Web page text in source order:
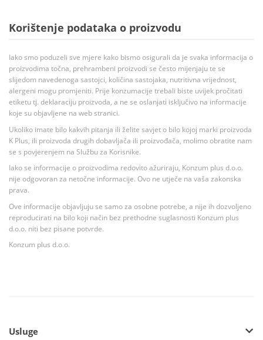
Korištenje podataka o proizvodu
Iako smo poduzeli sve mjere kako bismo osigurali da je svaka informacija o
proizvodima točna, prehrambeni proizvodi se često mijenjaju te se
slijedom navedenoga sastojci, količina sastojaka, nutritivna vrijednost,
alergeni mogu promjeniti. Prije konzumacije trebali biste uvijek pročitati
etiketu tj. deklaraciju proizvoda, a ne se oslanjati isključivo na informacije
koje su objavljene na web stranici.
Ukoliko imate bilo kakvih pitanja ili želite savjet o bilo kojoj marki proizvoda
K Plus, ili proizvoda drugih dobavljača ili proizvođača, molimo obratite nam
se s povjerenjem na Službu za Korisnike.
Iako se informacije o proizvodima redovito ažuriraju, Konzum plus d.o.o.
nije odgovoran za netočne informacije. Ovo ne utječe na vaša zakonska
prava.
Ove informacije objavljuju se samo za osobne potrebe, a nije ih dozvoljeno
reproducirati na bilo koji način bez prethodne suglasnosti Konzum plus
d.o.o. niti bez pisane potvrde.
Konzum plus d.o.o.
Usluge